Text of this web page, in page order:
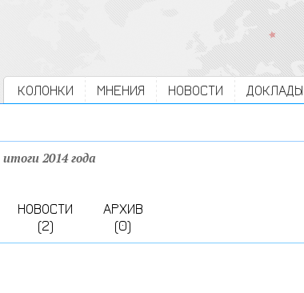
КОЛОНКИ МНЕНИЯ НОВОСТИ ДОКЛАДЫ
итоги 2014 года
НОВОСТИ
(2)
АРХИВ
(0)